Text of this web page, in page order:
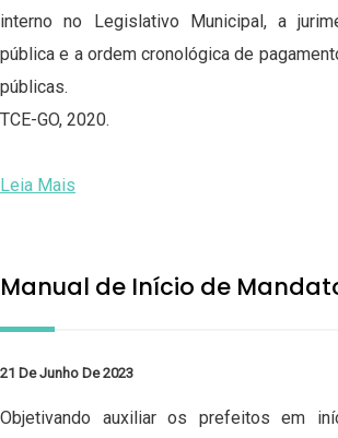
interno no Legislativo Municipal, a
pública e a ordem cronológica de
públicas.
TCE-GO, 2020.
Leia Mais
Manual de Início de
21 De Junho De 2023
Objetivando auxiliar os prefeitos em